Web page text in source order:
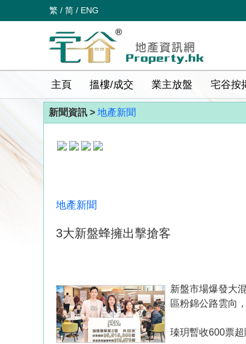
繁 / 简 / ENG
主頁 搵樓/成交 業主放盤 宅谷按
新聞資訊 > 地產新聞
地產新聞
3大新盤蜂擁出擊搶客
新盤市場爆發大
區粉錦公路雲向
瑧玥暫收600票